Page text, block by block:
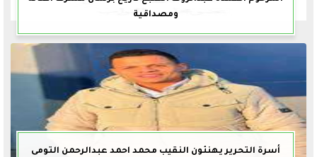
ومصداقية
أسرة التحرير يهنئون النقيب محمد احمد عبدالرحمن التومى